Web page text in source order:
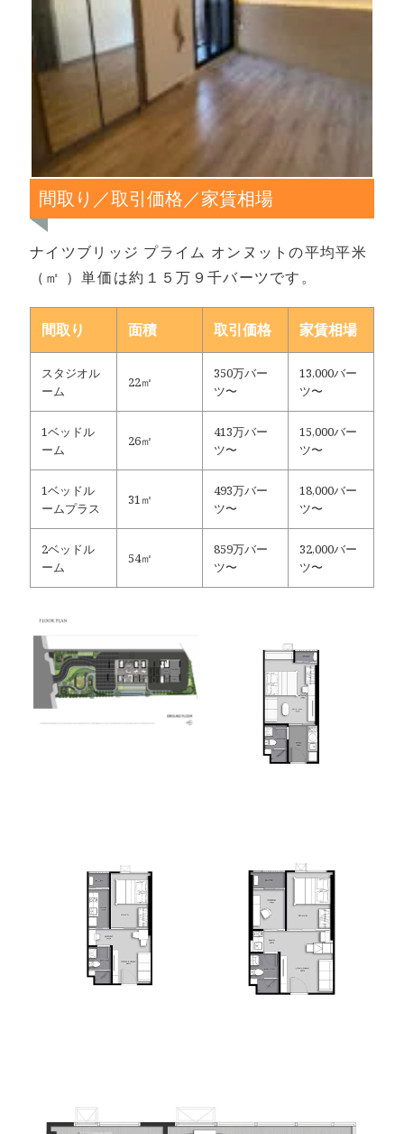
間取り／取引価格／家賃相場
ナイツブリッジ プライム オンヌットの平均平米
（㎡ ）単価は約１５万９千バーツです。
間取り 面積 取引価格 家賃相場
スタジオル
ーム
22㎡
350万バー
ツ〜
13,000バー
ツ〜
1ベッドル
ーム
26㎡
413万バー
ツ〜
15,000バー
ツ〜
1ベッドル
ームプラス
31㎡
493万バー
ツ〜
18,000バー
ツ〜
2ベッドル
ーム
54㎡
859万バー
ツ〜
32,000バー
ツ〜